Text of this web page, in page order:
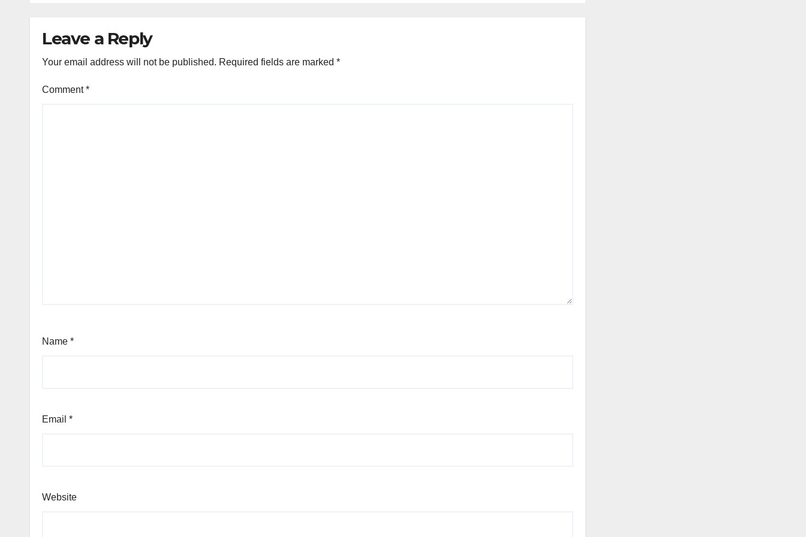
Leave a Reply
Your email address will not be published. Required fields are marked *
Comment*
Name *
Email *
Website